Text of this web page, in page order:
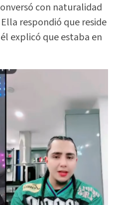
con naturalidad
respondió que reside
explicó que estaba en